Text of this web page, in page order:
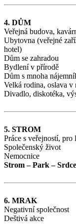
4. DŮM
Veřejná budova,
Ubytovna (veřejné
hotel)
Dům se zahradou
Bydlení v přírodě
Dům s mnoha
Velká rodina, oslava v
Divadlo, diskotéka,
5. STROM
Práce s veřejností, pro
Společenský život
Nemocnice
Strom – Park –
6. MRAK
Negativní společnost
Deštivá akce